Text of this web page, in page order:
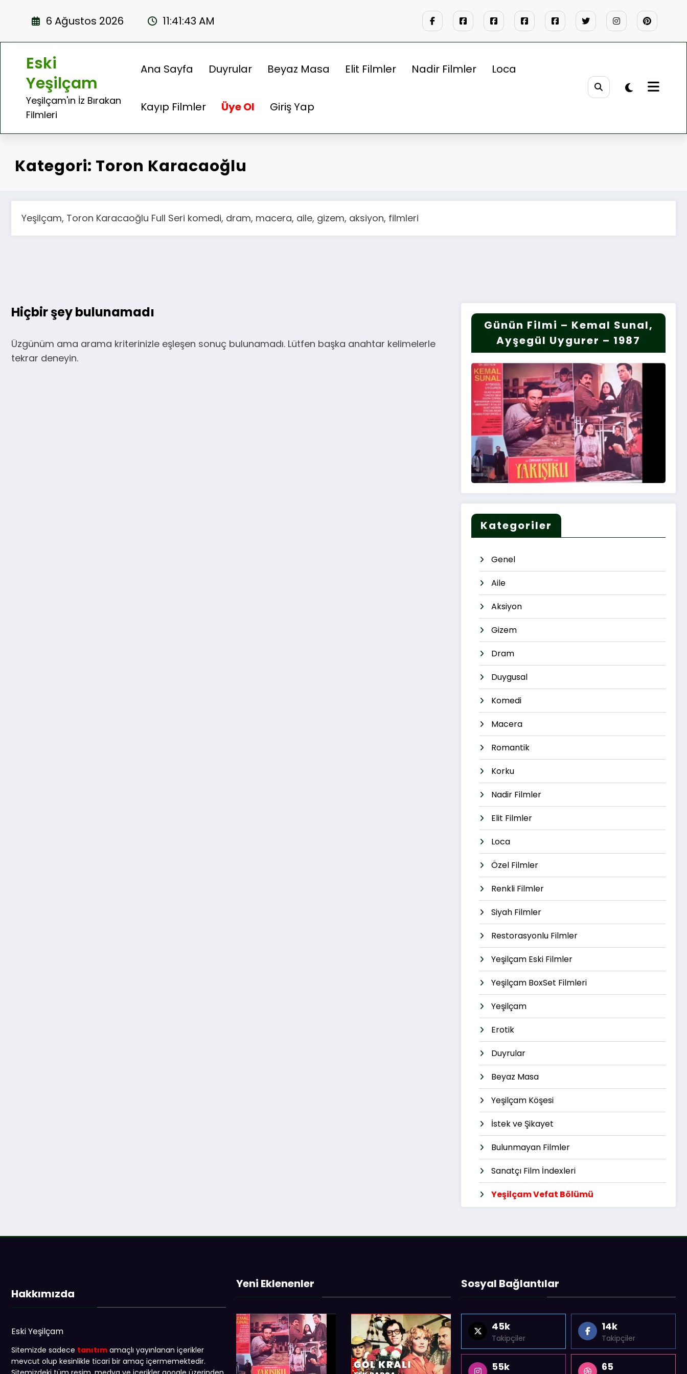
6 Ağustos 2026 11:41:43 AM
Eski
Yeşilçam
Yeşilçam'ın İz Bırakan
Filmleri
Ana Sayfa Duyrular Beyaz Masa Elit Filmler Nadir Filmler Loca
Kayıp Filmler Üye Ol Giriş Yap
Kategori: Toron Karacaoğlu
Yeşilçam, Toron Karacaoğlu Full Seri komedi, dram, macera, aile, gizem, aksiyon, filmleri
Hiçbir şey bulunamadı
Üzgünüm ama arama kriterinizle eşleşen sonuç bulunamadı. Lütfen başka anahtar kelimelerle
tekrar deneyin.
Günün Filmi – Kemal Sunal,
Ayşegül Uygurer – 1987
Kategoriler
Genel
Aile
Aksiyon
Gizem
Dram
Duygusal
Komedi
Macera
Romantik
Korku
Nadir Filmler
Elit Filmler
Loca
Özel Filmler
Renkli Filmler
Siyah Filmler
Restorasyonlu Filmler
Yeşilçam Eski Filmler
Yeşilçam BoxSet Filmleri
Yeşilçam
Erotik
Duyrular
Beyaz Masa
Yeşilçam Köşesi
İstek ve Şikayet
Bulunmayan Filmler
Sanatçı Film İndexleri
Yeşilçam Vefat Bölümü
Hakkımızda
Eski Yeşilçam
Sitemizde sadece tanıtım amaçlı yayınlanan içerikler
mevcut olup kesinlikle ticari bir amaç içermemektedir.
Yeni Eklenenler Sosyal Bağlantılar
45k
Takipçiler
14k
Takipçiler
55k 65